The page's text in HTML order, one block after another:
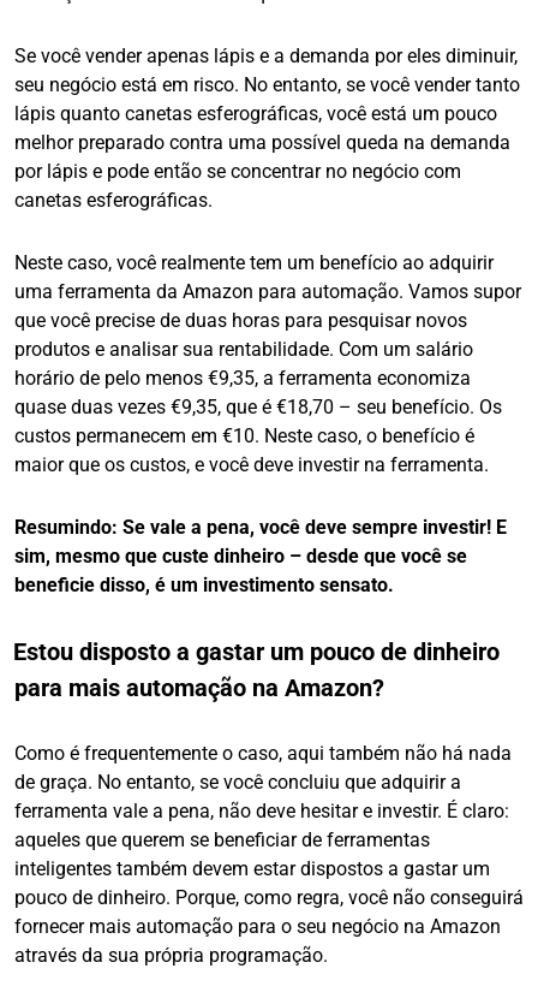
Se você vender apenas lápis e a demanda por eles diminuir,
seu negócio está em risco. No entanto, se você vender tanto
lápis quanto canetas esferográficas, você está um pouco
melhor preparado contra uma possível queda na demanda
por lápis e pode então se concentrar no negócio com
canetas esferográficas.
Neste caso, você realmente tem um benefício ao adquirir
uma ferramenta da Amazon para automação. Vamos supor
que você precise de duas horas para pesquisar novos
produtos e analisar sua rentabilidade. Com um salário
horário de pelo menos €9,35, a ferramenta economiza
quase duas vezes €9,35, que é €18,70 – seu benefício. Os
custos permanecem em €10. Neste caso, o benefício é
maior que os custos, e você deve investir na ferramenta.
Resumindo: Se vale a pena, você deve sempre investir! E
sim, mesmo que custe dinheiro – desde que você se
beneficie disso, é um investimento sensato.
Estou disposto a gastar um pouco de dinheiro
para mais automação na Amazon?
Como é frequentemente o caso, aqui também não há nada
de graça. No entanto, se você concluiu que adquirir a
ferramenta vale a pena, não deve hesitar e investir. É claro:
aqueles que querem se beneficiar de ferramentas
inteligentes também devem estar dispostos a gastar um
pouco de dinheiro. Porque, como regra, você não conseguirá
fornecer mais automação para o seu negócio na Amazon
através da sua própria programação.